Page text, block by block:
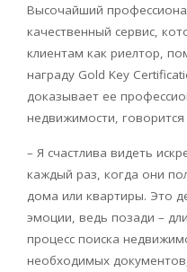
Высочайший
качественный сервис,
клиентам как риелтор,
награду Gold Key
доказывает ее
недвижимости,
– Я счастлива видеть
каждый раз, когда они
дома или квартиры. Это
эмоции, ведь позади –
процесс поиска
необходимых